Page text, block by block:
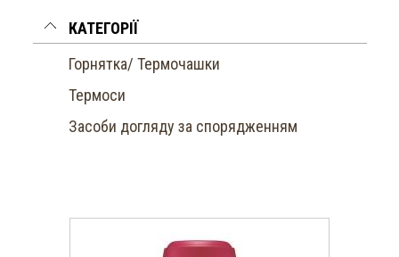
КАТЕГОРІЇ
Горнятка/ Термочашки
Термоси
Засоби догляду за спорядженням